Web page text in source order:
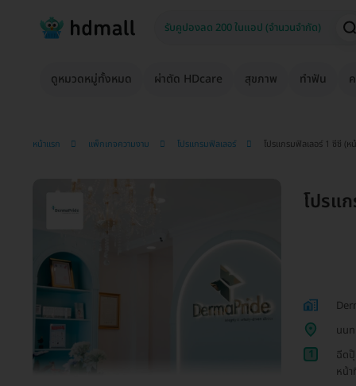
ดูหมวดหมู่ทั้งหมด ผ่าตัด HDcare สุขภาพ ทำฟัน
หน้าแรก แพ็กเกจความงาม โปรแกรมฟิลเลอร์ โปรแกรมฟิลเลอร์ 1 ซีซี (ห
โปรแ
นน
1
ฉีด
หน้